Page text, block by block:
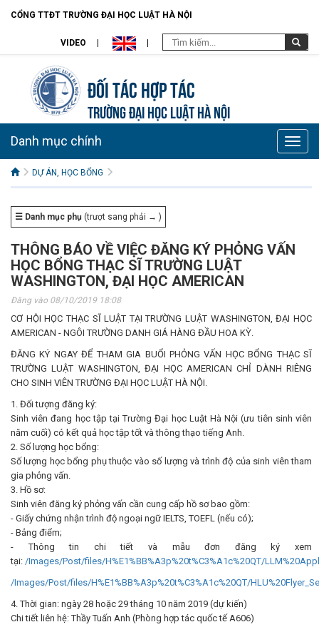
CỔNG TTĐT TRƯỜNG ĐẠI HỌC LUẬT HÀ NỘI
VIDEO
Đối tác hợp tác
TRƯỜNG ĐẠI HỌC LUẬT HÀ NỘI
Toggle
Danh mục chính
DỰ ÁN, HỌC BỔNG
☰ Danh mục phụ (trượt sang phải → )
THÔNG BÁO VỀ VIỆC ĐĂNG KÝ PHỎNG VẤN
HỌC BỔNG THẠC SĨ TRƯỜNG LUẬT
WASHINGTON, ĐẠI HỌC AMERICAN
Đăng vào 08/10/2019 18:08
CƠ HỘI HỌC THẠC SĨ LUẬT TẠI TRƯỜNG LUẬT WASHINGTON, ĐẠI HỌC
AMERICAN - NGÔI TRƯỜNG DANH GIÁ HÀNG ĐẦU HOA KỲ.
ĐĂNG KÝ NGAY ĐỂ THAM GIA BUỔI PHỎNG VẤN HỌC BỔNG THẠC SĨ
TRƯỜNG LUẬT WASHINGTON, ĐẠI HỌC AMERICAN CHỈ DÀNH RIÊNG
CHO SINH VIÊN TRƯỜNG ĐẠI HỌC LUẬT HÀ NỘI.
1. Đối tượng đăng ký:
Sinh viên đang học tập tại Trường Đại học Luật Hà Nội (ưu tiên sinh viên
năm cuối) có kết quả học tập tốt và thông thạo tiếng Anh.
2. Số lượng học bổng:
Số lượng học bổng phụ thuộc vào số lượng và trình độ của sinh viên tham
gia phỏng vấn.
3. Hồ sơ:
Sinh viên đăng ký phỏng vấn cần cung cấp hồ sơ bao gồm:
- Giấy chứng nhận trình độ ngoại ngữ IELTS, TOEFL (nếu có);
- Bảng điểm;
- Thông tin chi tiết và mẫu đơn đăng ký xem
tại: /Images/Post/files/H%E1%BB%A3p%20t%C3%A1c%20QT/
/Images/Post/files/H%E1%BB%A3p%20t%C3%A1c%20QT/
4. Thời gian: ngày 28 hoặc 29 tháng 10 năm 2019 (dự kiến)
Chi tiết liên hệ: Thầy Tuấn Anh (Phòng hợp tác quốc tế A606)